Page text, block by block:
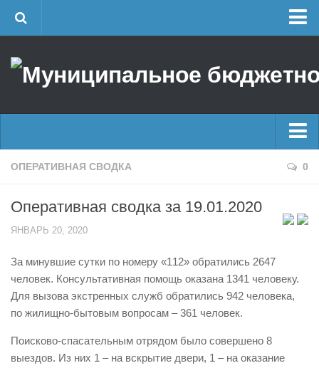
Об учреждении
Районные УГЗ
Поисково-спасательный отряд г. Уфы
Центр размещения пострадавших
Отчеты о реализации муниципальных программ
Документы
История
Виды деятельности
Обслуживание опасных производственных объектов
Главные новости
Оперативная сводка
Половодье
ОПЕРАТИВНАЯ СВОДКА 0
Оперативная сводка за 19.01.2020
ЯНВАРЬ 20, 2020
За минувшие сутки по номеру «112» обратились 2647
человек. Консультативная помощь оказана 1341 человеку.
Для вызова экстренных служб обратились 942 человека,
по жилищно-бытовым вопросам – 361 человек.
Поисково-спасательным отрядом было совершено 8
выездов. Из них 1 – на вскрытие двери, 1 – на оказание